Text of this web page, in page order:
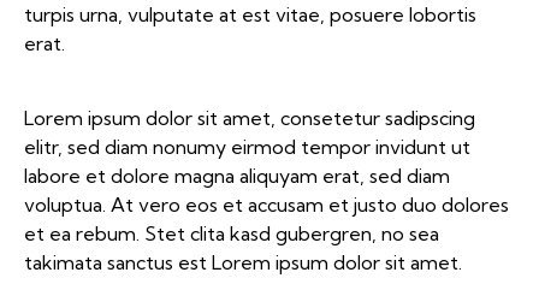
turpis urna, vulputate at est vitae, posuere lobortis
erat.
Lorem ipsum dolor sit amet, consetetur sadipscing
elitr, sed diam nonumy eirmod tempor invidunt ut
labore et dolore magna aliquyam erat, sed diam
voluptua. At vero eos et accusam et justo duo dolores
et ea rebum. Stet clita kasd gubergren, no sea
takimata sanctus est Lorem ipsum dolor sit amet.